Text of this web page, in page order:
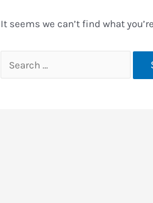
It seems we can’t find what
for: